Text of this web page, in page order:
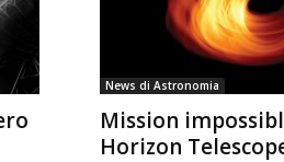
News di Astronomia
Mission
Horizon